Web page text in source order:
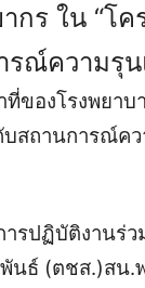
ากร ใน “โ
รณ์ความรุน
ที่ของโรงพยา
บสถานการณ์ค
ารปฏิบัติงานร่
นธ์ (ตชส.)สน.